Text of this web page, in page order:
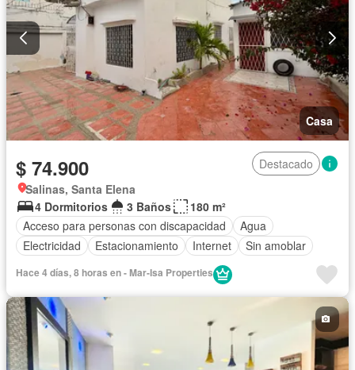
Casa
$ 74.900
Destacado
Salinas, Santa Elena
4 Dormitorios
3 Baños
180 m²
Acceso para personas con discapacidad
Agua
Electricidad
Estacionamiento Internet Sin amoblar
Hace 4 días, 8 horas en - Mar-Isa Properties